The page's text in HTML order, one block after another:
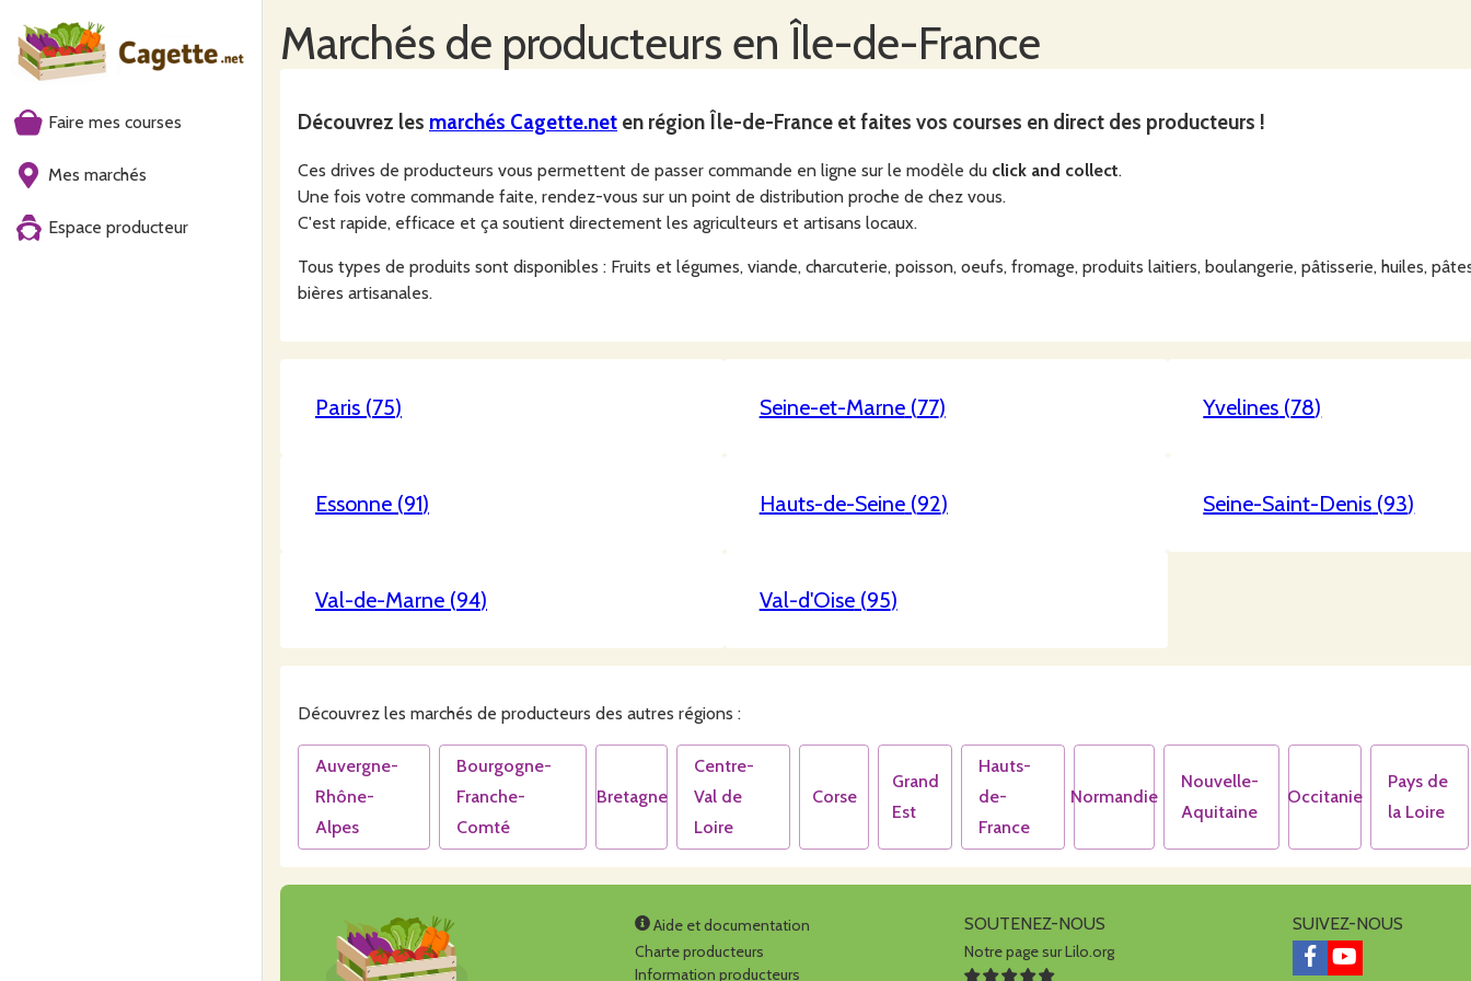
Faire mes courses
Mes marchés
Espace producteur
Marchés de producteurs en Île-de-France
Découvrez les marchés Cagette.net en région Île-de-France et faites vos courses en direct des producteurs !
Ces drives de producteurs vous permettent de passer commande en ligne sur le modèle du click and collect.
Une fois votre commande faite, rendez-vous sur un point de distribution proche de chez vous.
C'est rapide, efficace et ça soutient directement les agriculteurs et artisans locaux.
Tous types de produits sont disponibles : Fruits et légumes, viande, charcuterie, poisson, oeufs, fromage, produits laitiers, boulangerie, pâtisserie, huiles,
bières artisanales.
Paris (75) Seine-et-Marne(77) Yvelines (78)
Essonne (91) Hauts-de-Seine(92) Seine-Saint-Denis (93)
Val-de-Marne (94) Val-d'Oise(95)
Découvrez les marchés de producteurs des autres régions :
Auvergne-
Rhône-
Alpes
Bourgogne-
Franche-
Comté
Bretagne
Centre-
Val de
Loire
Corse
Grand
Est
Hauts-
de-
France
Normandie
Nouvelle-
Aquitaine
Occitanie
Pays de
la Loire
Aide et documentation
Charte producteurs
Information producteurs
SOUTENEZ-NOUS
Notre page sur Lilo.org
SUIVEZ-NOUS